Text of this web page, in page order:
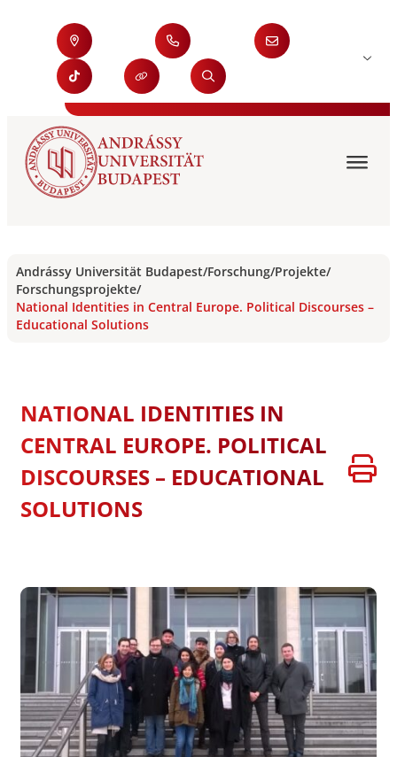
Andrássy Universität Budapest/Forschung/Projekte/
Forschungsprojekte/
National Identities in Central Europe. Political Discourses –
Educational Solutions
NATIONAL IDENTITIES IN
CENTRAL EUROPE. POLITICAL
DISCOURSES – EDUCATIONAL
SOLUTIONS